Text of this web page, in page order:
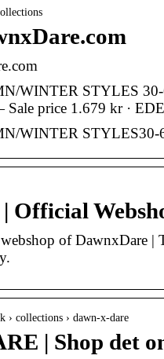
WINTER STYLES
price 1.679 kr ·
WINTER STYLES30-
Official
of DawnxDare |
› collections › dawn-x-dare
| Shop det